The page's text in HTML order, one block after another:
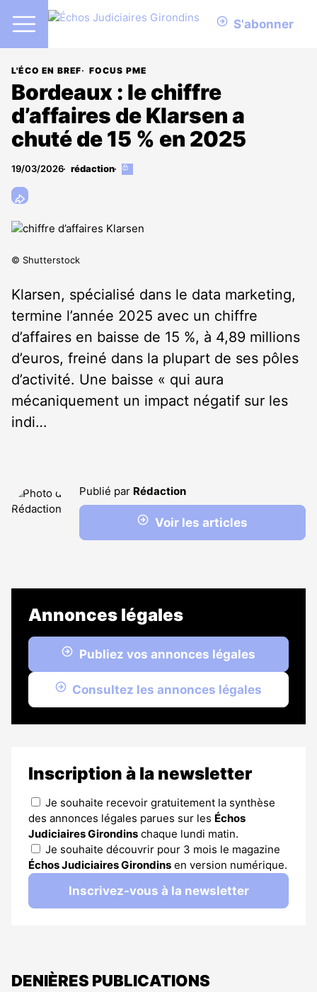
S'abonner
L'ÉCO EN BREF FOCUS PME
Bordeaux : le chiffre
d’affaires de Klarsen a
chuté de 15 % en 2025
19/03/2026 rédaction
Cet
aux
abonnés
© Shutterstock
Klarsen, spécialisé dans le data marketing,
termine l’année 2025 avec un chiffre
d’affaires en baisse de 15 %, à 4,89 millions
d’euros, freiné dans la plupart de ses pôles
d’activité. Une baisse « qui aura
mécaniquement un impact négatif sur les
indi…
Publié par Rédaction
Voir les articles
Annonces légales
Publiez vos annonces légales
Consultez les annonces légales
Inscription à la newsletter
Je souhaite recevoir gratuitement la synthèse
des annonces légales parues sur les Échos
Judiciaires Girondins chaque lundi matin.
Je souhaite découvrir pour 3 mois le magazine
Échos Judiciaires Girondins en version numérique.
Inscrivez-vous à la newsletter
DENIÈRES PUBLICATIONS